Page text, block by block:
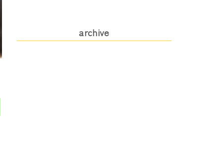
archive